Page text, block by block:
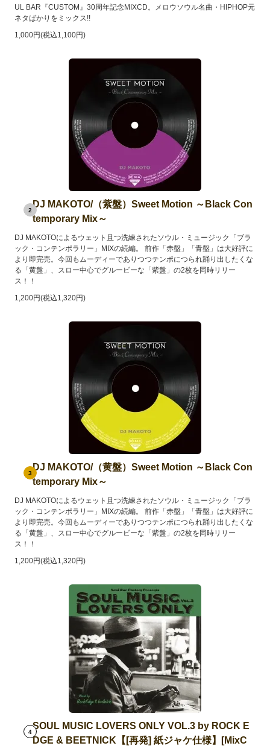
UL BAR『CUSTOM』30周年記念MIXCD。メロウソウル名曲・HIPHOP元
ネタばかりをミックス!!
1,000円(税込1,100円)
2
DJ MAKOTO/（紫盤）Sweet Motion ～Black Con
temporary Mix～
DJ MAKOTOによるウェット且つ洗練されたソウル・ミュージック「ブラ
ック・コンテンポラリー」MIXの続編。 前作「赤盤」「青盤」は大好評に
より即完売。今回もムーディーでありつつテンポにつられ踊り出したくな
る「黄盤」、スロー中心でグルービーな「紫盤」の2枚を同時リリー
ス！！
1,200円(税込1,320円)
3
DJ MAKOTO/（黄盤）Sweet Motion ～Black Con
temporary Mix～
DJ MAKOTOによるウェット且つ洗練されたソウル・ミュージック「ブラ
ック・コンテンポラリー」MIXの続編。 前作「赤盤」「青盤」は大好評に
より即完売。今回もムーディーでありつつテンポにつられ踊り出したくな
る「黄盤」、スロー中心でグルービーな「紫盤」の2枚を同時リリー
ス！！
1,200円(税込1,320円)
4
SOUL MUSIC LOVERS ONLY VOL.3 by ROCK E
DGE & BEETNICK【[再発] 紙ジャケ仕様】[MixC